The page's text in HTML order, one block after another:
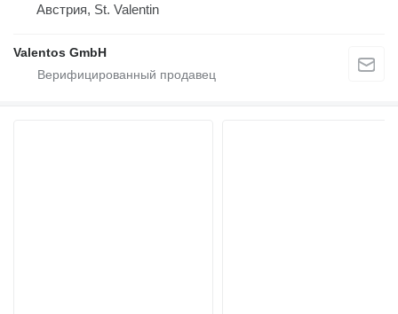
Австрия, St. Valentin
Valentos GmbH